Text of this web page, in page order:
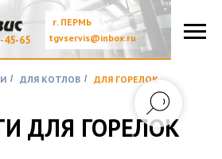
г. ПЕРМЬ
45-65 tgvservis@inbox.ru
/ ДЛЯ КОТЛОВ / ДЛЯ ГОРЕЛОК
ДЛЯ ГОРЕЛОК